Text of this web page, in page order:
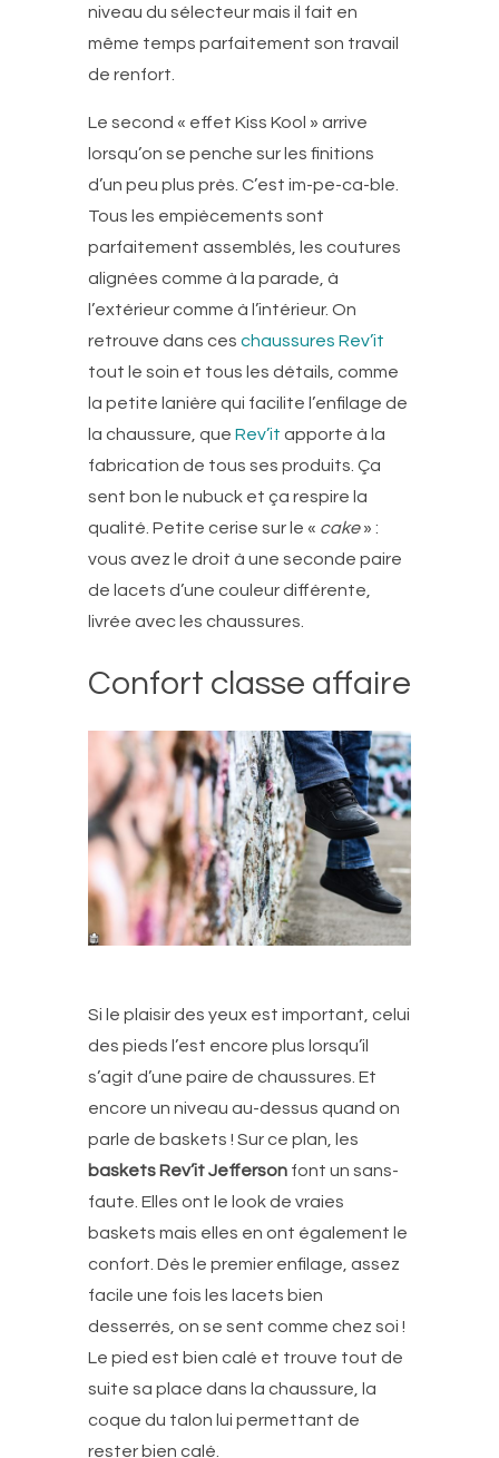
niveau du sélecteur mais il fait en
même temps parfaitement son travail
de renfort.
Le second « effet Kiss Kool » arrive
lorsqu’on se penche sur les finitions
d’un peu plus près. C’est im-pe-ca-ble.
Tous les empiècements sont
parfaitement assemblés, les coutures
alignées comme à la parade, à
l’extérieur comme à l’intérieur. On
retrouve dans ces chaussures Rev’it
tout le soin et tous les détails, comme
la petite lanière qui facilite l’enfilage de
la chaussure, que Rev’it apporte à la
fabrication de tous ses produits. Ça
sent bon le nubuck et ça respire la
qualité. Petite cerise sur le « cake» :
vous avez le droit à une seconde paire
de lacets d’une couleur différente,
livrée avec les chaussures.
Confort classe affaire
Si le plaisir des yeux est important, celui
des pieds l’est encore plus lorsqu’il
s’agit d’une paire de chaussures. Et
encore un niveau au-dessus quand on
parle de baskets ! Sur ce plan, les
baskets Rev’it Jefferson font un sans-
faute. Elles ont le look de vraies
baskets mais elles en ont également le
confort. Dès le premier enfilage, assez
facile une fois les lacets bien
desserrés, on se sent comme chez soi !
Le pied est bien calé et trouve tout de
suite sa place dans la chaussure, la
coque du talon lui permettant de
rester bien calé.